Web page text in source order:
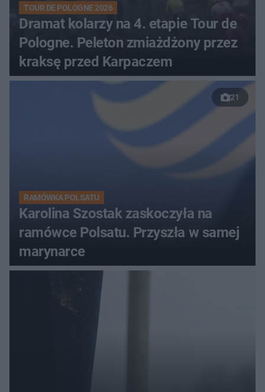
TOUR DE POLOGNE 2026
Dramat kolarzy na 4. etapie Tour de
Pologne. Peleton zmiażdżony przez
kraksę przed Karpaczem
21
RAMÓWKA POLSATU
Karolina Szostak zaskoczyła na
ramówce Polsatu. Przyszła w samej
marynarce